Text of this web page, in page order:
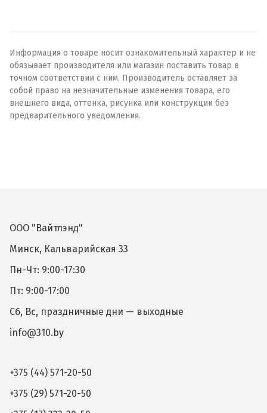
Информация о товаре носит ознакомительный характер и не
обязывает производителя или магазин поставить товар в
точном соответствии с ним. Производитель оставляет за
собой право на незначительные изменения товара, его
внешнего вида, оттенка, рисунка или конструкции без
предварительного уведомления.
ООО "Вайтлэнд"
Минск, Кальварийская 33
Пн-Чт: 9:00-17:30
Пт: 9:00-17:00
Сб, Вс, праздничные дни — выходные
info@310.by
+375 (44) 571-20-50
+375 (29) 571-20-50